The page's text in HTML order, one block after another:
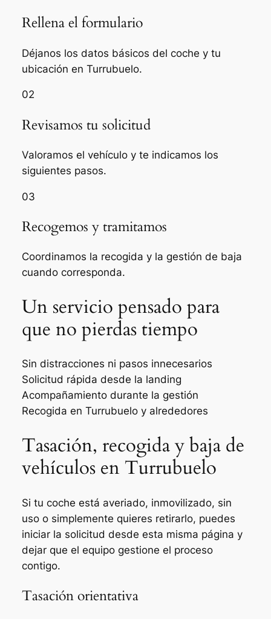
Rellena el formulario
Déjanos los datos básicos del coche y tu
ubicación en Turrubuelo.
02
Revisamos tu solicitud
Valoramos el vehículo y te indicamos los
siguientes pasos.
03
Recogemos y tramitamos
Coordinamos la recogida y la gestión de baja
cuando corresponda.
Un servicio pensado para
que no pierdas tiempo
Sin distracciones ni pasos innecesarios
Solicitud rápida desde la landing
Acompañamiento durante la gestión
Recogida en Turrubuelo y alrededores
Tasación, recogida y baja de
vehículos en Turrubuelo
Si tu coche está averiado, inmovilizado, sin
uso o simplemente quieres retirarlo, puedes
iniciar la solicitud desde esta misma página y
dejar que el equipo gestione el proceso
contigo.
Tasación orientativa